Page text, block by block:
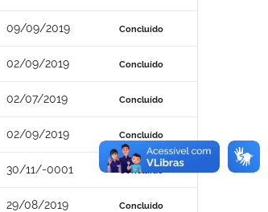
09/09/2019 Concluído
02/09/2019 Concluído
02/07/2019 Concluído
02/09/2019 Concluído
30/11/-0001 Concluído
29/08/2019 Concluído